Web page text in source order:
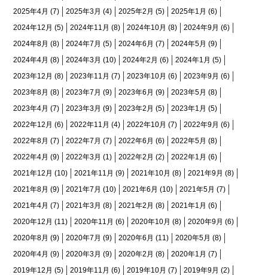
2025年4月 (7) 2025年3月 (4) 2025年2月 (5) 2025年1月 (6)
2024年12月 (5) 2024年11月 (8) 2024年10月 (8) 2024年9月 (6)
2024年8月 (8) 2024年7月 (5) 2024年6月 (7) 2024年5月 (9)
2024年4月 (8) 2024年3月 (10) 2024年2月 (6) 2024年1月 (5)
2023年12月 (8) 2023年11月 (7) 2023年10月 (6) 2023年9月 (6)
2023年8月 (8) 2023年7月 (9) 2023年6月 (9) 2023年5月 (8)
2023年4月 (7) 2023年3月 (9) 2023年2月 (5) 2023年1月 (5)
2022年12月 (6) 2022年11月 (4) 2022年10月 (7) 2022年9月 (6)
2022年8月 (7) 2022年7月 (7) 2022年6月 (6) 2022年5月 (8)
2022年4月 (9) 2022年3月 (1) 2022年2月 (2) 2022年1月 (6)
2021年12月 (10) 2021年11月 (9) 2021年10月 (8) 2021年9月 (8)
2021年8月 (9) 2021年7月 (10) 2021年6月 (10) 2021年5月 (7)
2021年4月 (7) 2021年3月 (8) 2021年2月 (8) 2021年1月 (6)
2020年12月 (11) 2020年11月 (6) 2020年10月 (8) 2020年9月 (6)
2020年8月 (9) 2020年7月 (9) 2020年6月 (11) 2020年5月 (8)
2020年4月 (9) 2020年3月 (9) 2020年2月 (8) 2020年1月 (7)
2019年12月 (5) 2019年11月 (6) 2019年10月 (7) 2019年9月 (2)